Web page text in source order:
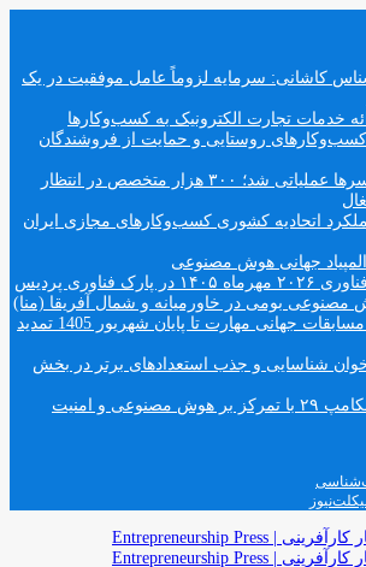
کاشانی: سرمایه لزوماً عامل‌ موفقیت در یک
خدمات تجارت الکترونیک به کسب‌وکارها
روستایی و حمایت از فروشندگان
پایگاه ملی فریلنسرها عملیاتی شد؛ ۳۰۰ هزار متخصص در انتظار
اتحادیه کشوری کسب‌وکارهای مجازی ایران
فناوری پردیس
بومی در خاورمیانه و شمال آفریقا (منا)
مهلت ثبت‌نام در مسابقات جهانی مهارت تا پایان شهریور 1405 تمدید
شناسایی و جذب استعدادهای برتر در بخش
رونمایی پوستر الکامپ ۲۹ با تمرکز بر هوش مصنوعی و امنیت